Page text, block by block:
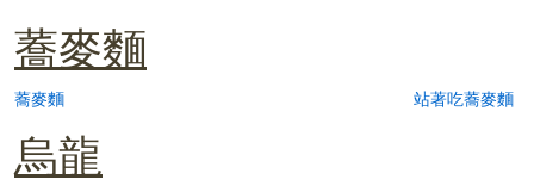
蕎麥麵
蕎麥麵 站著吃蕎麥麵
烏龍